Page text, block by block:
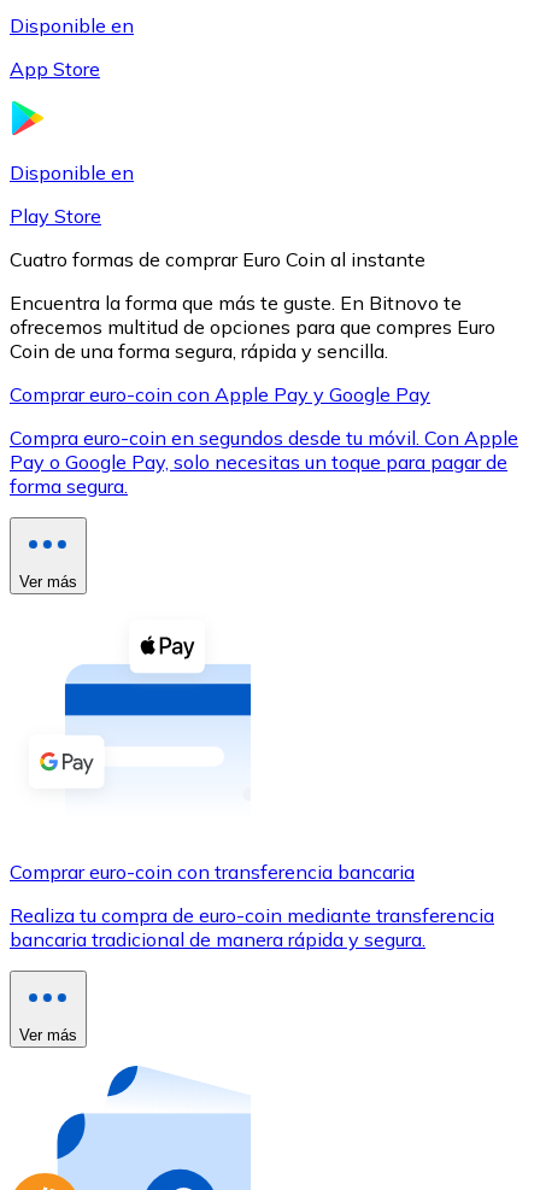
XRP
XRP
Ver todo
Compra criptomonedas con efectivo en tu tienda más
Comprar con efectivo
Transferencia SEPA
Utiliza tarjetas Visa y Mastercard para comprar
Comprar con tarjeta
Compra tarjetas regalo de tus marcas favoritas con
Ir a la tienda de tarjetas regalo
Disponible en
App Store
Disponible en
Play Store
Cuatro formas de comprar Euro Coin al instante
Encuentra la forma que más te guste. En Bitnovo te
ofrecemos multitud de opciones para que compres Euro
Coin de una forma segura, rápida y sencilla.
Comprar euro-coin con Apple Pay y Google Pay
Compra euro-coin en segundos desde tu móvil. Con Apple
Pay o Google Pay, solo necesitas un toque para pagar de
forma segura.
Ver más
Comprar euro-coin con transferencia bancaria
Realiza tu compra de euro-coin mediante transferencia
bancaria tradicional de manera rápida y segura.
Ver más